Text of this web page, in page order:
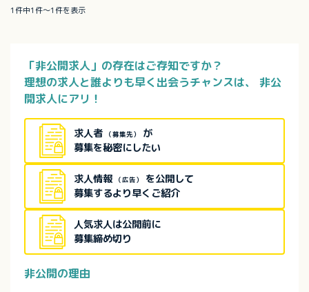
1件中1件～1件を表示
「非公開求人」の存在はご存知ですか？
理想の求人と誰よりも早く出会うチャンスは、
非公
開求人にアリ！
求人者 （募集先）
が
募集を秘密にしたい
求人情報 （広告）
を公開して
募集するより早くご紹介
人気求人は公開前に
募集締め切り
非公開の理由